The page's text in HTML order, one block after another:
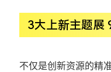
3大上新主题展
不仅是创新资源的精